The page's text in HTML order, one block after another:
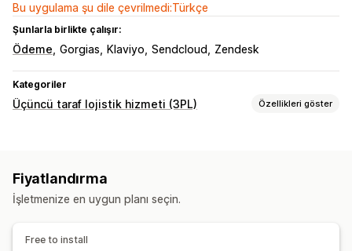
Bu uygulama şu dile çevrilmedi:Türkçe
Şunlarla birlikte çalışır:
Ödeme Gorgias Klaviyo Sendcloud Zendesk
Kategoriler
Üçüncü taraf lojistik hizmeti (3PL) Özellikleri göster
Kargo etiketleri Kargo ücretleri
Sevk irsaliyeleri Çoklu taşıyıcı şirket takibi
İadeler
Ön ödeme iadeleri
Fiyatlandırma
İşletmenize en uygun planı seçin.
Free to install